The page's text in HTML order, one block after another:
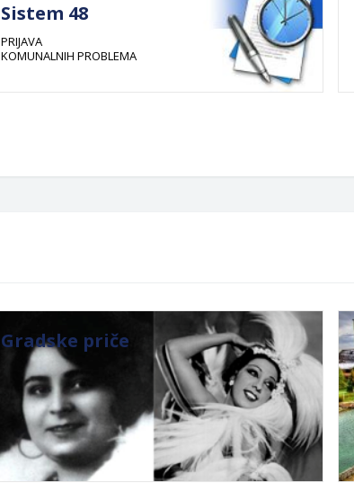
Sistem 48
PRIJAVA
KOMUNALNIH PROBLEMA
Gradske priče